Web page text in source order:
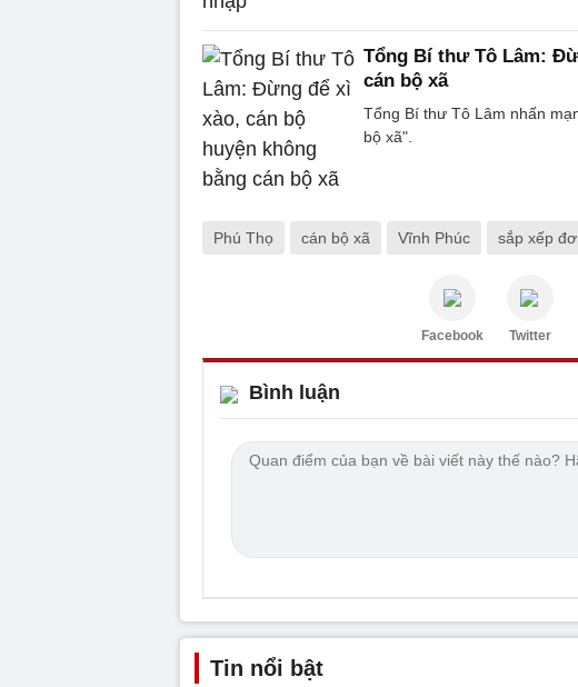
Tổng Bí thư Tô Lâm:
cán bộ xã
Tổng Bí thư Tô Lâm nhấn
bộ xã".
Phú Thọ cán bộ xã Vĩnh Phúc sắp xếp
Facebook Twitter
Bình luận
Tin nổi bật